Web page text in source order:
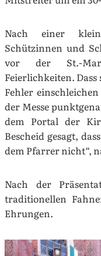
Nach einer
Schützinnen und
vor der St.-
Feierlichkeiten.
Fehler
der Messe
dem Portal der
Bescheid gesagt,
dem Pfarrer nicht“,
Nach der
traditionellen
Ehrungen.